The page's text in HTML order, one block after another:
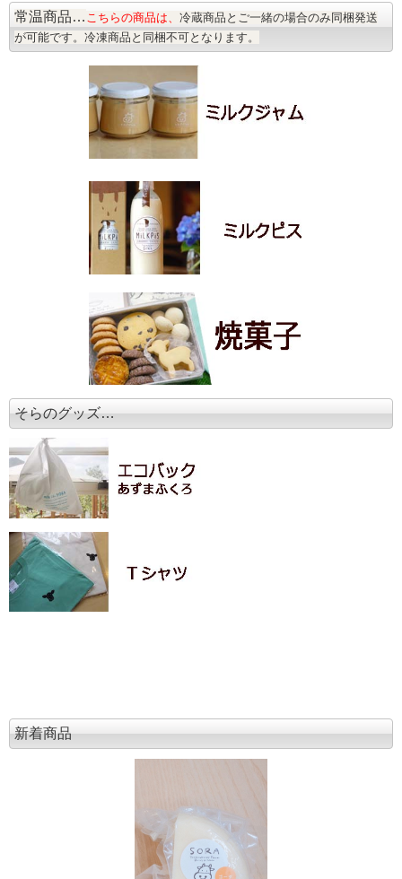
常温商品… こちらの商品は、 冷蔵商品とご一緒の場合のみ同梱発送
が可能です。冷凍商品と同梱不可となります。
そらのグッズ…
新着商品